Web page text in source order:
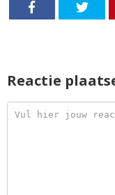
Reactie